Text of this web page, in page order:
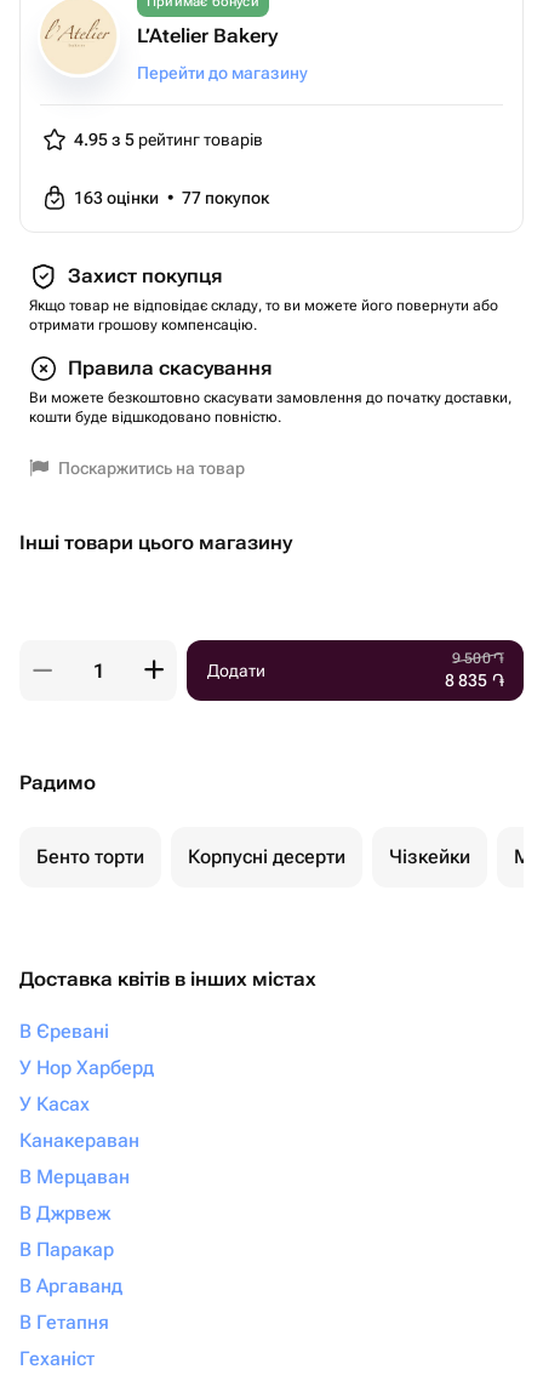
L’Atelier Bakery
Перейти до магазину
4.95 з 5 рейтинг товарів
163оцінки • 77 покупок
Захист покупця
Якщо товар не відповідає складу, то ви можете його повернути або
отримати грошову компенсацію.
Правила скасування
Ви можете безкоштовно скасувати замовлення до початку доставки,
кошти буде відшкодовано повністю.
Поскаржитись на товар
Інші товари цього магазину
Додати
9 500֏
8 835 ֏
Радимо
Бенто торти Корпусні десерти Чізкейки
Доставка квітів в інших містах
В Єревані
У Нор Харберд
У Касах
Канакераван
В Мерцаван
В Джрвеж
В Паракар
В Аргаванд
В Гетапня
Геханіст